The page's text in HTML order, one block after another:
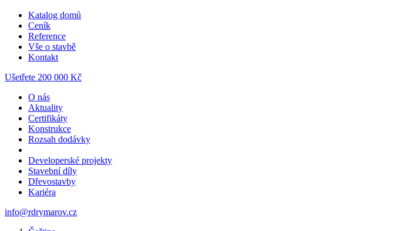
Katalog domů
Ceník
Reference
Vše o stavbě
Kontakt
Ušetřete 200 000 Kč
O nás
Aktuality
Certifikáty
Konstrukce
Rozsah dodávky
Developerské projekty
Stavební díly
Dřevostavby
Kariéra
info@rdrymarov.cz